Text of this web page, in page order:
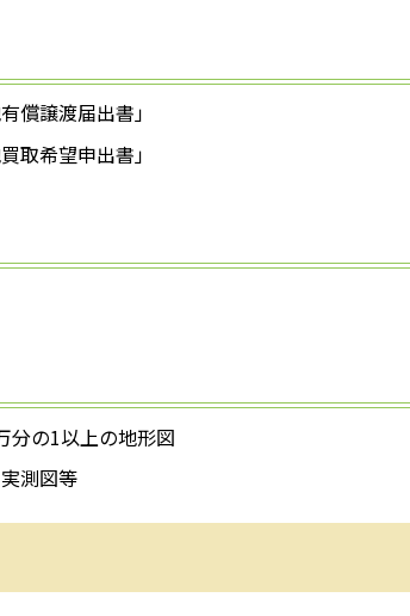
償譲渡届出書」
取希望申出書」
分の1以上の地形図
測図等